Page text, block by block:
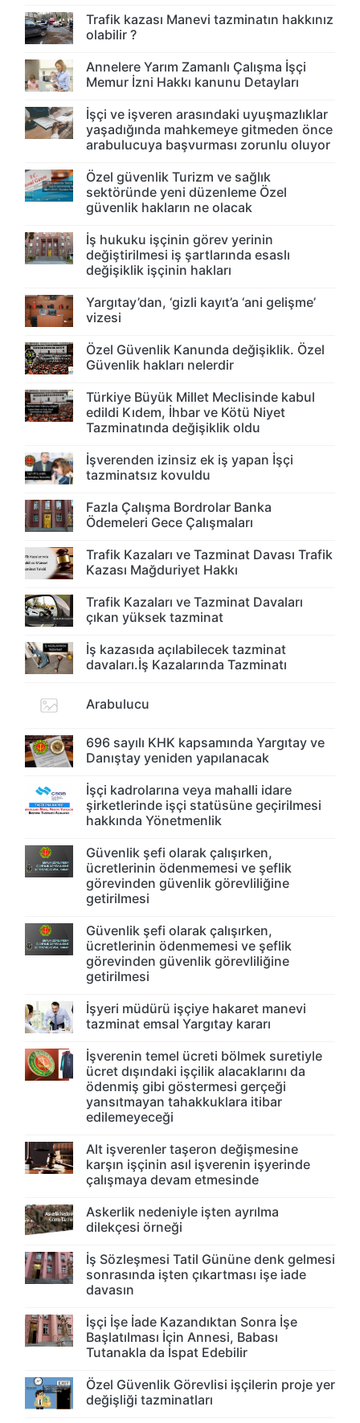
Trafik kazası Manevi tazminatın hakkınız
olabilir ?
Annelere Yarım Zamanlı Çalışma İşçi
Memur İzni Hakkı kanunu Detayları
İşçi ve işveren arasındaki uyuşmazlıklar
yaşadığında mahkemeye gitmeden önce
arabulucuya başvurması zorunlu oluyor
Özel güvenlik Turizm ve sağlık
sektöründe yeni düzenleme Özel
güvenlik hakların ne olacak
İş hukuku işçinin görev yerinin
değiştirilmesi iş şartlarında esaslı
değişiklik işçinin hakları
Yargıtay’dan, ‘gizli kayıt’a ‘ani gelişme’
vizesi
Özel Güvenlik Kanunda değişiklik. Özel
Güvenlik hakları nelerdir
Türkiye Büyük Millet Meclisinde kabul
edildi Kıdem, İhbar ve Kötü Niyet
Tazminatında değişiklik oldu
İşverenden izinsiz ek iş yapan İşçi
tazminatsız kovuldu
Fazla Çalışma Bordrolar Banka
Ödemeleri Gece Çalışmaları
Trafik Kazaları ve Tazminat Davası Trafik
Kazası Mağduriyet Hakkı
Trafik Kazaları ve Tazminat Davaları
çıkan yüksek tazminat
İş kazasıda açılabilecek tazminat
davaları.İş Kazalarında Tazminatı
Arabulucu
696 sayılı KHK kapsamında Yargıtay ve
Danıştay yeniden yapılanacak
İşçi kadrolarına veya mahalli idare
şirketlerinde işçi statüsüne geçirilmesi
hakkında Yönetmenlik
Güvenlik şefi olarak çalışırken,
ücretlerinin ödenmemesi ve şeflik
görevinden güvenlik görevliliğine
getirilmesi
Güvenlik şefi olarak çalışırken,
ücretlerinin ödenmemesi ve şeflik
görevinden güvenlik görevliliğine
getirilmesi
İşyeri müdürü işçiye hakaret manevi
tazminat emsal Yargıtay kararı
İşverenin temel ücreti bölmek suretiyle
ücret dışındaki işçilik alacaklarını da
ödenmiş gibi göstermesi gerçeği
yansıtmayan tahakkuklara itibar
edilemeyeceği
Alt işverenler taşeron değişmesine
karşın işçinin asıl işverenin işyerinde
çalışmaya devam etmesinde
Askerlik nedeniyle işten ayrılma
dilekçesi örneği
İş Sözleşmesi Tatil Gününe denk gelmesi
sonrasında işten çıkartması işe iade
davasın
İşçi İşe İade Kazandıktan Sonra İşe
Başlatılması İçin Annesi, Babası
Tutanakla da İspat Edebilir
Özel Güvenlik Görevlisi işçilerin proje yer
değişliği tazminatları